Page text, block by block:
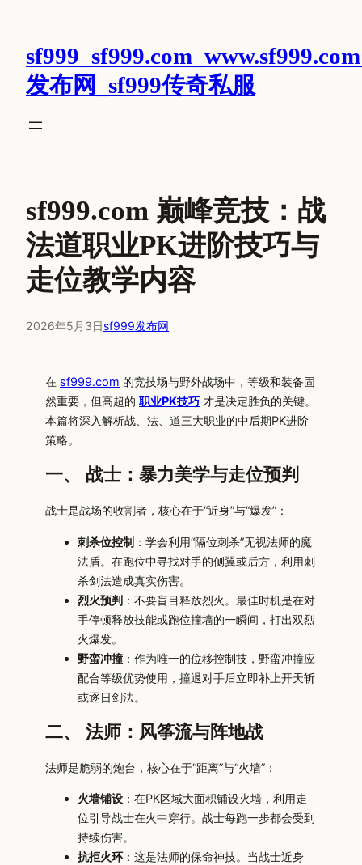
发布网_sf999传奇私服
sf999.com 巅峰竞技：战
法道职业PK进阶技巧与
走位教学内容
2026年5月3日sf999发布网
在 sf999.com 的竞技场与野外战场中，等级和装备固
然重要，但高超的 职业PK技巧 才是决定胜负的关键。
本篇将深入解析战、法、道三大职业的中后期PK进阶
策略。
一、 战士：暴力美学与走位预判
战士是战场的收割者，核心在于“近身”与“爆发”：
刺杀位控制 ：学会利用“隔位刺杀”无视法师的魔
法盾。在跑位中寻找对手的侧翼或后方，利用刺
杀剑法造成真实伤害。
烈火预判 ：不要盲目释放烈火。最佳时机是在对
手停顿释放技能或跑位撞墙的一瞬间，打出双烈
火爆发。
野蛮冲撞 ：作为唯一的位移控制技，野蛮冲撞应
配合等级优势使用，撞退对手后立即补上开天斩
或逐日剑法。
二、 法师：风筝流与阵地战
法师是脆弱的炮台，核心在于“距离”与“火墙”：
火墙铺设 ：在PK区域大面积铺设火墙，利用走
位引导战士在火中穿行。战士每跑一步都会受到
持续伤害。
抗拒火环：这是法师的保命神技。当战士近身